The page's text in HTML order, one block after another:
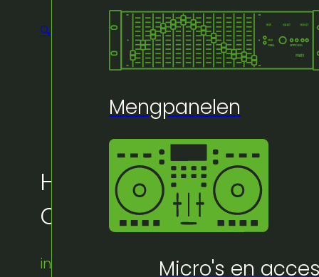
Mengpanelen
Micro's en
🔍
Huur bij Artifex:
Crown XTI 4002
instock